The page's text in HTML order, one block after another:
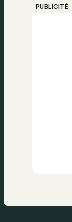
PUBLICITÉ